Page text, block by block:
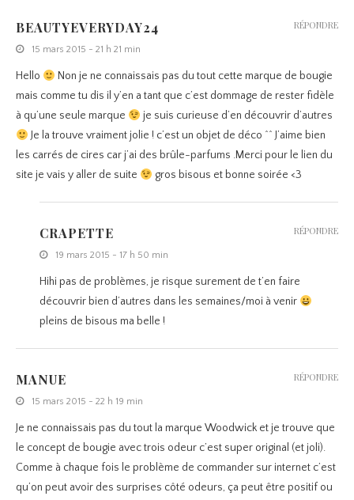
BEAUTYEVERYDAY24
15 mars 2015 - 21 h 21 min
Hello
Non je ne connaissais pas du tout cette marque de bougie
mais comme tu dis il y’en a tant que c’est dommage de rester fidèle
à qu’une seule marque
je suis curieuse d’en découvrir d’autres
Je la trouve vraiment jolie ! c’est un objet de déco ^^ J’aime bien
les carrés de cires car j’ai des brûle-parfums .Merci pour le lien du
site je vais y aller de suite
gros bisous et bonne soirée <3
RÉPONDRE
CRAPETTE
19 mars 2015 - 17 h 50 min
Hihi pas de problèmes, je risque surement de t’en faire
découvrir bien d’autres dans les semaines/moi à venir
pleins de bisous ma belle !
RÉPONDRE
MANUE
15 mars 2015 - 22 h 19 min
Je ne connaissais pas du tout la marque Woodwick et je trouve que
le concept de bougie avec trois odeur c’est super original (et joli).
Comme à chaque fois le problème de commander sur internet c’est
qu’on peut avoir des surprises côté odeurs, ça peut être positif ou
RÉPONDRE